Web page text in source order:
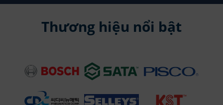
Thương hiệu nổi bật